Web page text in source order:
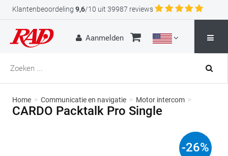
Klantenbeoordeling 9,6/10 uit 39987 reviews
Aanmelden
Home > Communicatie en navigatie > Motor intercom >
CARDO Packtalk Pro Single
-26%